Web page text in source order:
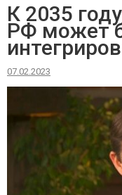
К 2035
РФ может
07.02.2023